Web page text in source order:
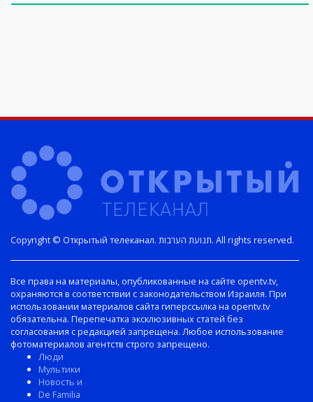
Copyright © Открытый телеканал. תנועת הערבות. All rights reserved.
Все права на материалы, опубликованные на сайте opentv.tv,
охраняются в соответствии с законодательством Израиля. При
использовании материалов сайта гиперссылка на opentv.tv
обязательна. Перепечатка эксклюзивных статей без
согласования с редакцией запрещена. Любое использование
фотоматериалов агентств строго запрещено.
Люди
Мультики
Новость и
De Familia